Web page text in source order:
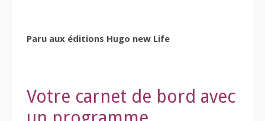
Paru aux éditions Hugo new Life
Votre carnet de bord avec